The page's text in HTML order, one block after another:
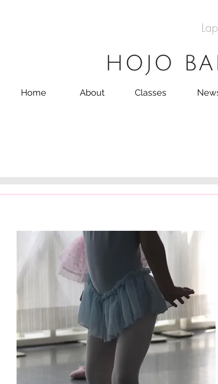
Home About Classes